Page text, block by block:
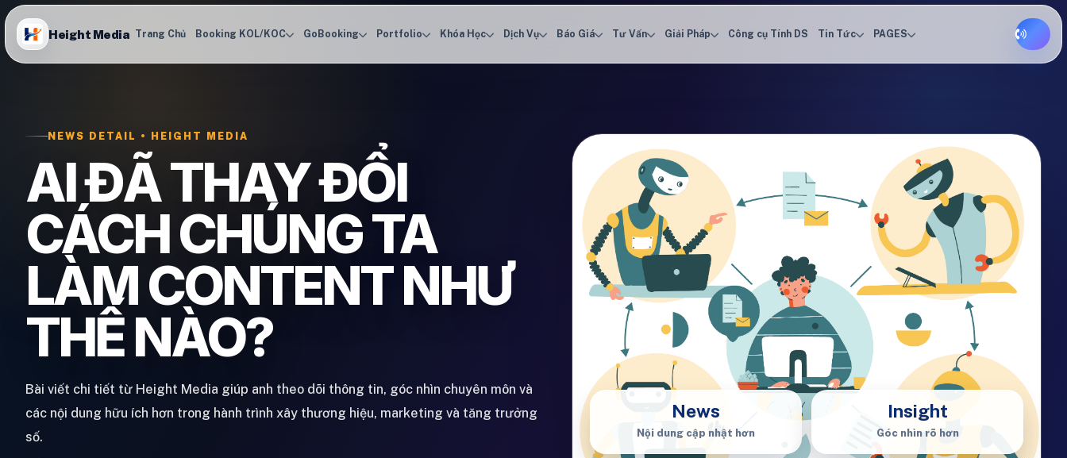
Height Media Trang Chủ Booking KOL/KOC GoBooking Portfolio Khóa Học Dịch Vụ Báo Giá Tư Vấn Giải Pháp Công cụ Tính DS Tin Tức PAGES
NEWS DETAIL • HEIGHT MEDIA
AI ĐÃ THAY ĐỔI
CÁCH CHÚNG TA
LÀM CONTENT NHƯ
THẾ NÀO?
Bài viết chi tiết từ Height Media giúp anh theo dõi thông tin, góc nhìn chuyên môn và
các nội dung hữu ích hơn trong hành trình xây thương hiệu, marketing và tăng trưởng
số.
News
Nội dung cập nhật hơn
Insight
Góc nhìn rõ hơn